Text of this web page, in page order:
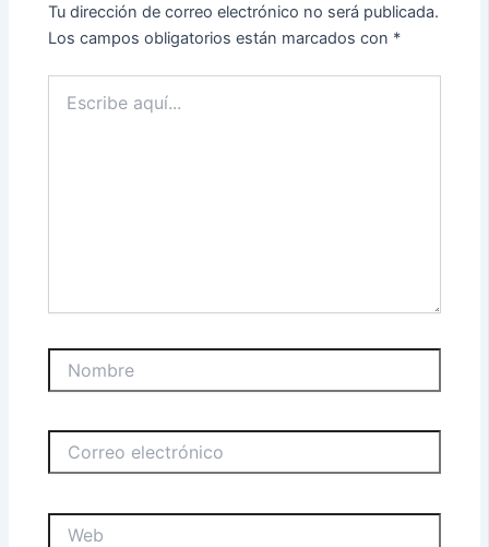
Tu dirección de correo electrónico no será publicada.
Los campos obligatorios están marcados con *
aquí...
electrónico